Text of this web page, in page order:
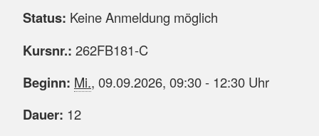
Status: Keine Anmeldung möglich
Kursnr.: 262FB181-C
Beginn: Mi., 09.09.2026, 09:30 - 12:30 Uhr
Dauer: 12